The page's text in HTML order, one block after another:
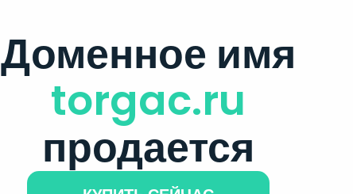
Доменное имя
torgac.ru
продается